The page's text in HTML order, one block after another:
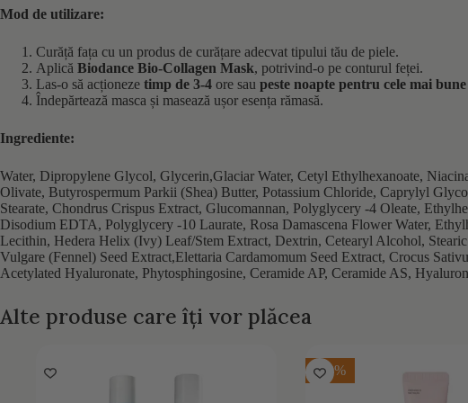
Mod de utilizare:
Curăță fața cu un produs de curățare adecvat tipului tău de piele.
Aplică Biodance Bio-Collagen Mask, potrivind-o pe conturul feței.
Las-o să acționeze timp de 3-4 ore sau peste noapte pentru cele mai
Îndepărtează masca și masează ușor esența rămasă.
Ingrediente:
Water, Dipropylene Glycol, Glycerin,Glaciar Water, Cetyl Ethylhexanoate,
Olivate, Butyrospermum Parkii (Shea) Butter, Potassium Chloride, Caprylyl
Stearate, Chondrus Crispus Extract, Glucomannan, Polyglycery -4 Oleate,
Disodium EDTA, Polyglycery -10 Laurate, Rosa Damascena Flower Water,
Lecithin, Hedera Helix (Ivy) Leaf/Stem Extract, Dextrin, Cetearyl Alcohol,
Vulgare (Fennel) Seed Extract,Elettaria Cardamomum Seed Extract, Crocus
Acetylated Hyaluronate, Phytosphingosine, Ceramide AP, Ceramide AS,
Alte produse care îți vor plăcea
-20%